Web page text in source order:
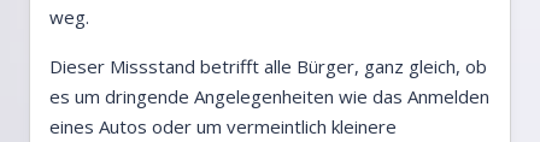
weg.
Dieser Missstand betrifft alle Bürger, ganz gleich, ob
es um dringende Angelegenheiten wie das Anmelden
eines Autos oder um vermeintlich kleinere